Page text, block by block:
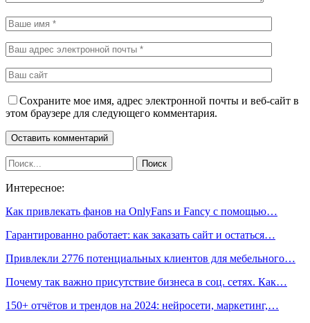
Сохраните мое имя, адрес электронной почты и веб-сайт в
этом браузере для следующего комментария.
Интересное:
Как привлекать фанов на OnlyFans и Fancy с помощью…
Гарантированно работает: как заказать сайт и остаться…
Привлекли 2776 потенциальных клиентов для мебельного…
Почему так важно присутствие бизнеса в соц. сетях. Как…
150+ отчётов и трендов на 2024: нейросети, маркетинг,…